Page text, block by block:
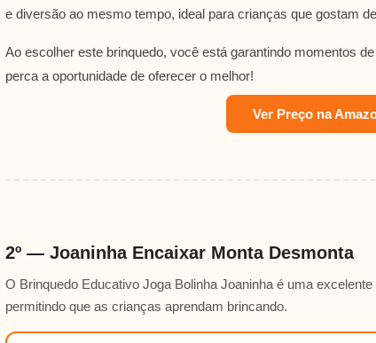
e diversão ao mesmo tempo, ideal para crianças que gostam
Ao escolher este brinquedo, você está garantindo momentos
perca a oportunidade de oferecer o melhor!
Ver Preço na
2º — Joaninha Encaixar Monta Desmonta
O Brinquedo Educativo Joga Bolinha Joaninha é uma
permitindo que as crianças aprendam brincando.